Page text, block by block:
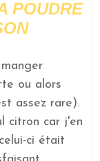
POUDRE
ou alors
assez rare).
citron car j'en
ci était